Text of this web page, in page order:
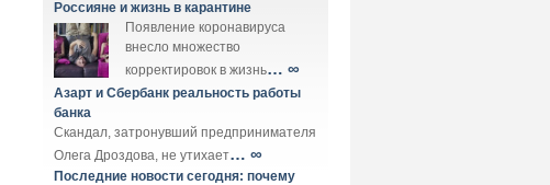
Россияне и жизнь в карантине
Появление коронавируса
внесло множество
корректировок в жизнь… ∞
Азарт и Сбербанк реальность работы
банка
Скандал, затронувший предпринимателя
Олега Дроздова, не утихает… ∞
Последние новости сегодня: почему